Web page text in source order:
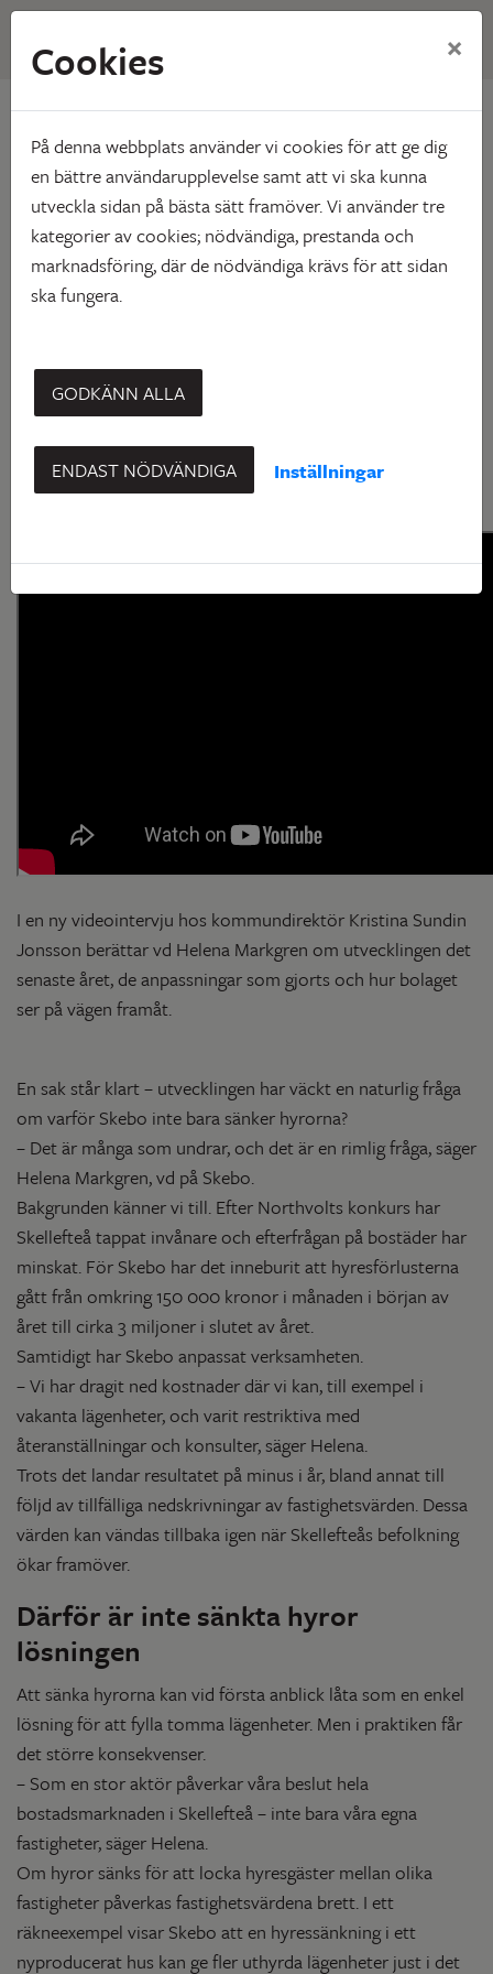
Hem
Nyhetsarkiv
Därför sänker vi inte hyrorna - trots tomma lägenheter
Därför sänker vi inte
hyrorna - trots tomma
lägenheter
Under det senaste året har bostadsmarknaden i
Skellefteå förändrats snabbt. Från i princip full
Skebos lägenheter står vakanta – motsvarande runt
300 lägenheter.
I en ny videointervju hos kommundirektör Kristina Sundin
Jonsson berättar vd Helena Markgren om utvecklingen det
senaste året, de anpassningar som gjorts och hur bolaget
ser på vägen framåt.
En sak står klart – utvecklingen har väckt en naturlig fråga
om varför Skebo inte bara sänker hyrorna?
– Det är många som undrar, och det är en rimlig fråga, säger
Helena Markgren, vd på Skebo.
Bakgrunden känner vi till. Efter Northvolts konkurs har
Skellefteå tappat invånare och efterfrågan på bostäder har
minskat. För Skebo har det inneburit att hyresförlusterna
gått från omkring 150 000 kronor i månaden i början av
året till cirka 3 miljoner i slutet av året.
Samtidigt har Skebo anpassat verksamheten.
– Vi har dragit ned kostnader där vi kan, till exempel i
vakanta lägenheter, och varit restriktiva med
återanställningar och konsulter, säger Helena.
Trots det landar resultatet på minus i år, bland annat till
följd av tillfälliga nedskrivningar av fastighetsvärden. Dessa
värden kan vändas tillbaka igen när Skellefteås befolkning
ökar framöver.
Därför är inte sänkta hyror
lösningen
Att sänka hyrorna kan vid första anblick låta som en enkel
lösning för att fylla tomma lägenheter. Men i praktiken får
det större konsekvenser.
– Som en stor aktör påverkar våra beslut hela
bostadsmarknaden i Skellefteå – inte bara våra egna
fastigheter, säger Helena.
Om hyror sänks för att locka hyresgäster mellan olika
fastigheter påverkas fastighetsvärdena brett. I ett
räkneexempel visar Skebo att en hyressänkning i ett
nyproducerat hus kan ge fler uthyrda lägenheter just i det
Cookies ×
På denna webbplats använder vi cookies för att ge dig
en bättre användarupplevelse samt att vi ska kunna
utveckla sidan på bästa sätt framöver. Vi använder tre
kategorier av cookies; nödvändiga, prestanda och
marknadsföring, där de nödvändiga krävs för att sidan
ska fungera.
GODKÄNN ALLA
ENDAST NÖDVÄNDIGA Inställningar